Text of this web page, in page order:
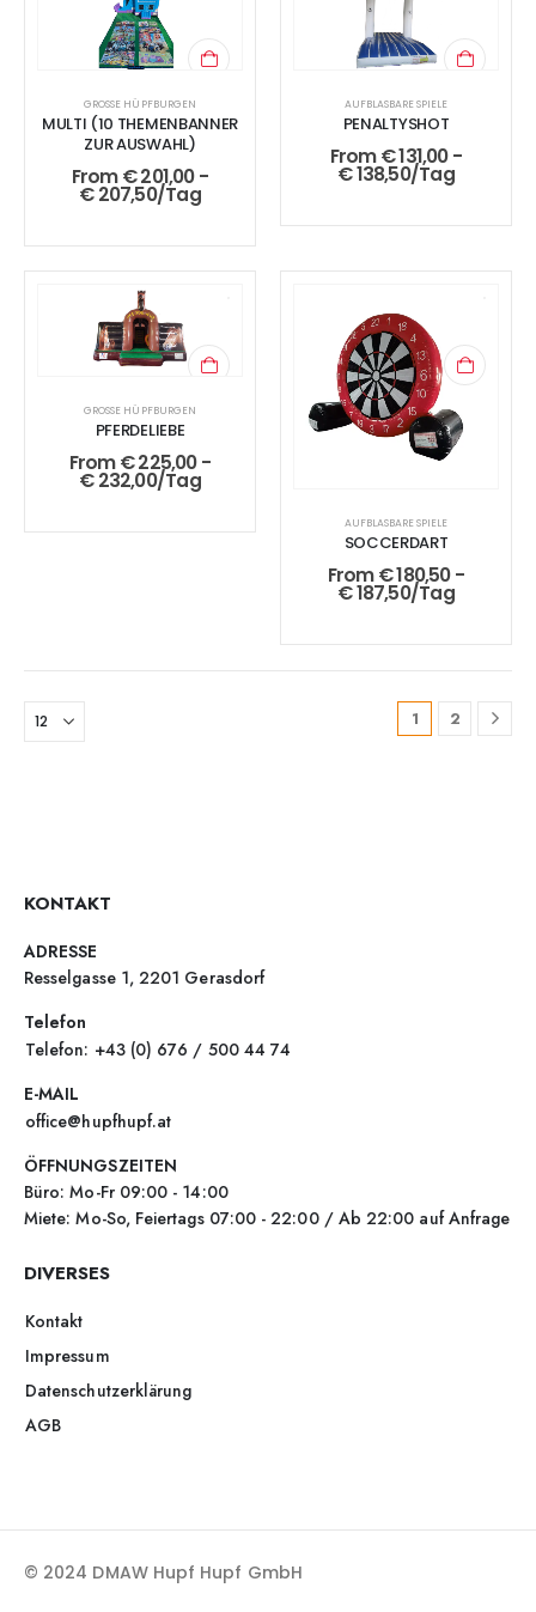
GROSSE HÜPFBURGEN
MULTI (10 THEMENBANNER
ZUR AUSWAHL)
From€201,00-
€207,50/Tag
AUFBLASBARE SPIELE
PENALTYSHOT
From€131,00-
€138,50/Tag
GROSSE HÜPFBURGEN
PFERDELIEBE
From€225,00-
€232,00/Tag
AUFBLASBARE SPIELE
SOCCERDART
From€180,50-
€187,50/Tag
1 2
KONTAKT
ADRESSE
Resselgasse 1, 2201 Gerasdorf
Telefon
Telefon: +43 (0) 676 / 500 44 74
E-MAIL
office@hupfhupf.at
ÖFFNUNGSZEITEN
Büro: Mo-Fr 09:00 - 14:00
Miete: Mo-So, Feiertags 07:00 - 22:00 / Ab 22:00 auf Anfrage
DIVERSES
Kontakt
Impressum
Datenschutzerklärung
AGB
© 2024 DMAW Hupf Hupf GmbH